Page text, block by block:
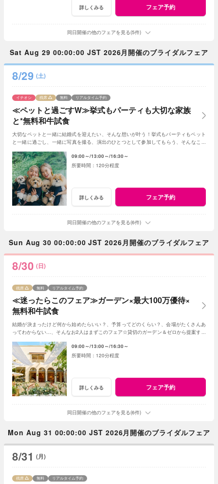
詳しくみる フェア予約
同日開催の他のフェアを見る(5件)
Sat Aug 29 00:00:00 JST 2026月開催のブライダルフェア
8/29 (土)
≪ペットと過ごすW≫挙式もパーティも大切な家族
と*無料和牛試食
イチオシ 残席 無料 リアルタイム予約
大切なペットと一緒に結婚式を迎えたい、そんな想いが叶う！挙式もパーティもペット
と一緒に過ごし、一緒に写真を撮る、演出のひとつとして参加してもらう、そんなこと
09:00～ 13:00～ 16:30～
120分程度
詳しくみる フェア予約
同日開催の他のフェアを見る(6件)
Sun Aug 30 00:00:00 JST 2026月開催のブライダルフェア
8/30 (日)
≪迷ったらこのフェア≫ガーデン×最大100万優待×
無料和牛試食
残席 無料 リアルタイム予約
結婚が決まったけど何から始めたらいい？、予算ってどのくらい？、会場がたくさんあ
ってわからない…、そんなお2人はまずこのフェア☆貸切のガーデン＆ゼロから提案する
09:00～ 13:00～ 16:30～
120分程度
詳しくみる フェア予約
同日開催の他のフェアを見る(6件)
Mon Aug 31 00:00:00 JST 2026月開催のブライダルフェア
8/31 (月)
残席 無料 リアルタイム予約